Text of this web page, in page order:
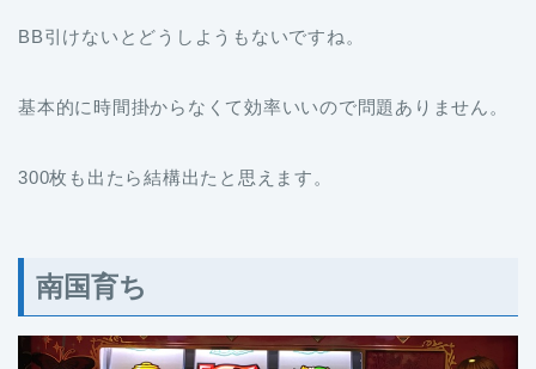
BB引けないとどうしようもないですね。
基本的に時間掛からなくて効率いいので問題ありません。
300枚も出たら結構出たと思えます。
南国育ち